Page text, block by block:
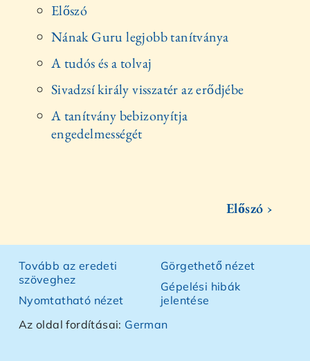
Előszó
Nának Guru legjobb tanítványa
A tudós és a tolvaj
Sivadzsí király visszatér az erődjébe
A tanítvány bebizonyítja
engedelmességét
Előszó ›
Tovább az eredeti
szöveghez
Nyomtatható nézet
Görgethető nézet
Gépelési hibák
jelentése
Az oldal fordításai: German